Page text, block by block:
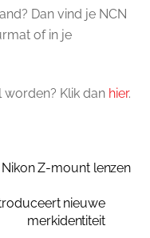
Dan vind je NCN
of in je
Klik dan hier.
Z-mount lenzen
nieuwe
merkidentiteit